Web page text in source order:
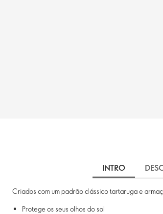
INTRO
Criados com um padrão clássico tartaruga e
Protege os seus olhos do sol